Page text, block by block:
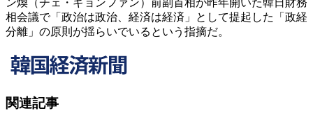
ン煥（チェ・ギョンファン）前副首相が昨年開いた韓日財務
相会議で「政治は政治、経済は経済」として提起した「政経
分離」の原則が揺らいでいるという指摘だ。
関連記事